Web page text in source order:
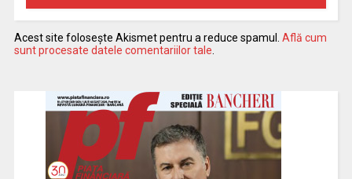
Acest site folosește Akismet pentru a reduce spamul. Află cum
sunt procesate datele comentariilor tale